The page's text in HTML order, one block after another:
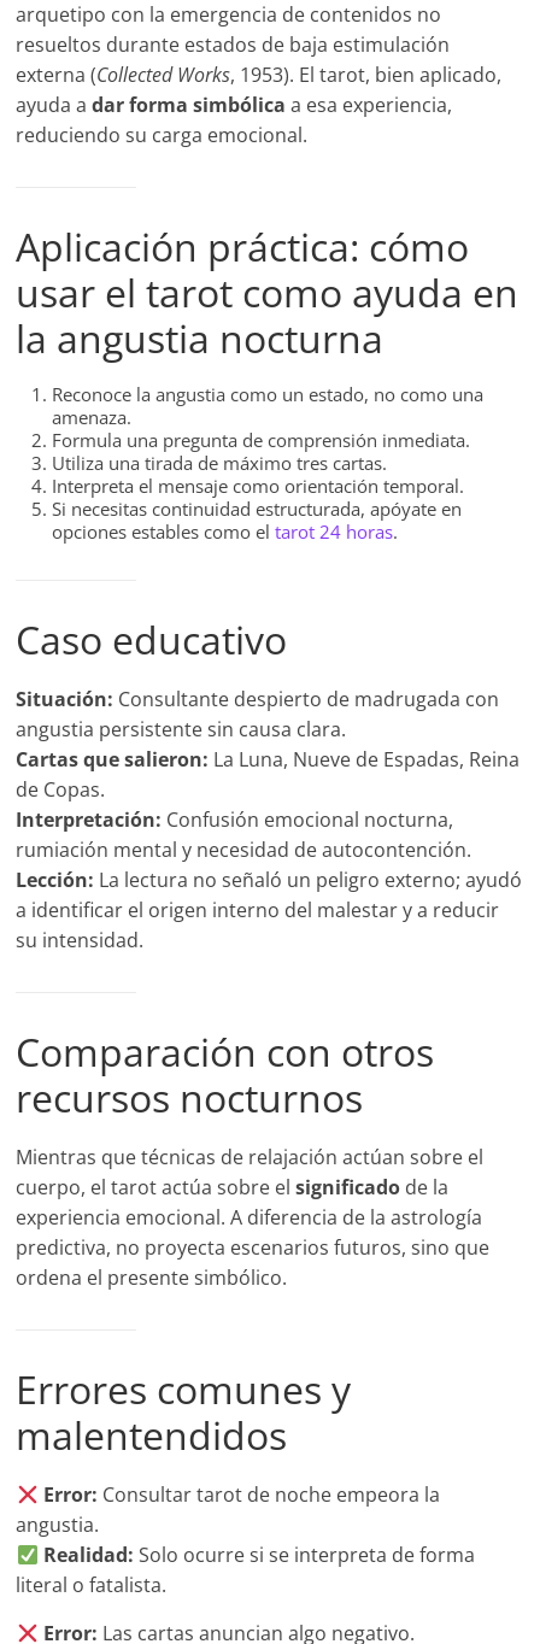
arquetipo con la emergencia de contenidos no
resueltos durante estados de baja estimulación
externa (Collected Works, 1953). El tarot, bien aplicado,
ayuda adar forma simbólica a esa experiencia,
reduciendo su carga emocional.
Aplicación práctica: cómo
usar el tarot como ayuda en
la angustia nocturna
Reconoce la angustia como un estado, no como una
amenaza.
Formula una pregunta de comprensión inmediata.
Utiliza una tirada de máximo tres cartas.
Interpreta el mensaje como orientación temporal.
Si necesitas continuidad estructurada, apóyate en
opciones estables como eltarot 24 horas.
Caso educativo
Situación: Consultante despierto de madrugada con
angustia persistente sin causa clara.
Cartas que salieron: La Luna, Nueve de Espadas, Reina
de Copas.
Interpretación: Confusión emocional nocturna,
rumiación mental y necesidad de autocontención.
Lección: La lectura no señaló un peligro externo; ayudó
a identificar el origen interno del malestar y a reducir
su intensidad.
Comparación con otros
recursos nocturnos
Mientras que técnicas de relajación actúan sobre el
cuerpo, el tarot actúa sobre elsignificado de la
experiencia emocional. A diferencia de la astrología
predictiva, no proyecta escenarios futuros, sino que
ordena el presente simbólico.
Errores comunes y
malentendidos
Error: Consultar tarot de noche empeora la
angustia.
Realidad: Solo ocurre si se interpreta de forma
literal o fatalista.
Error: Las cartas anuncian algo negativo.